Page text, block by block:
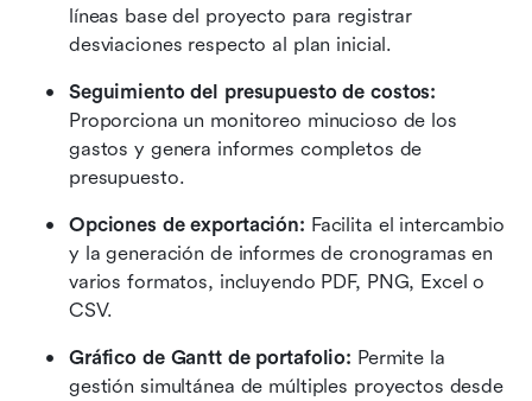
líneas base del proyecto para registrar
desviaciones respecto al plan inicial.
Seguimiento del presupuesto de costos:
Proporciona un monitoreo minucioso de los
gastos y genera informes completos de
presupuesto.
Opciones de exportación: Facilita el intercambio
y la generación de informes de cronogramas en
varios formatos, incluyendo PDF, PNG, Excel o
CSV.
Gráfico de Gantt de portafolio: Permite la
gestión simultánea de múltiples proyectos desde